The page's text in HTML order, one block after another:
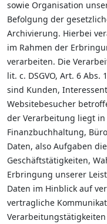
sowie Organisation
Befolgung der
Archivierung. Hierbei
im Rahmen der
verarbeiten. Die
lit. c. DSGVO, Art. 6 Abs.
sind Kunden,
Websitebesucher
der Verarbeitung liegt
Finanzbuchhaltung,
Daten, also Aufgaben
Geschäftstätigkeiten,
Erbringung unserer
Daten im Hinblick auf
vertragliche